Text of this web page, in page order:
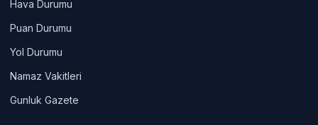
Hava Durumu
Puan Durumu
Yol Durumu
Namaz Vakitleri
Gunluk Gazete